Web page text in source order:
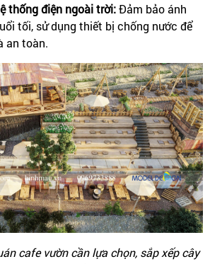
thống điện ngoài trời: Đảm bảo ánh
tối, sử dụng thiết bị chống nước để
an toàn.
cafe vườn cần lựa chọn, sắp xếp cây